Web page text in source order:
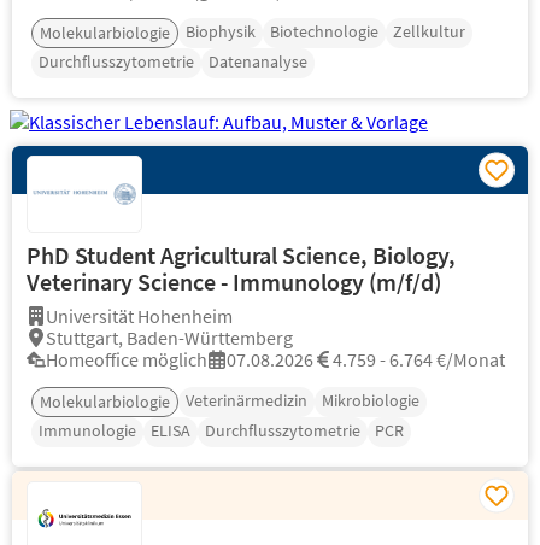
Molekularbiologie Biophysik Biotechnologie
Zellkultur
Durchflusszytometrie
Datenanalyse
PhD Student Agricultural Science, Biology,
Veterinary Science - Immunology (m/f/d)
Universität Hohenheim
Stuttgart, Baden-Württemberg
Homeoffice möglich
07.08.2026 4.759 - 6.764 €/Monat
Molekularbiologie Veterinärmedizin
Mikrobiologie
Immunologie
ELISA Durchflusszytometrie PCR